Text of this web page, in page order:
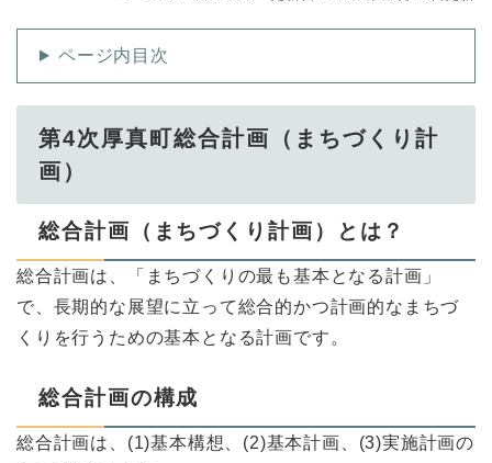
ページ内目次
第4次厚真町総合計画（まちづくり計
画）
総合計画（まちづくり計画）とは？
総合計画は、「まちづくりの最も基本となる計画」
で、長期的な展望に立って総合的かつ計画的なまちづ
くりを行うための基本となる計画です。
総合計画の構成
総合計画は、(1)基本構想、(2)基本計画、(3)実施計画の